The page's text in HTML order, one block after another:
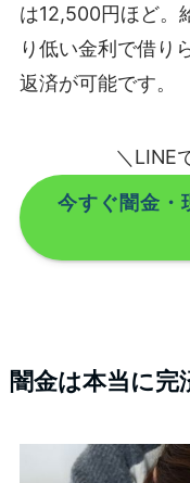
は12,500円ほど。
り低い金利で借り
返済が可能です。
＼LINE
今すぐ闇金・
闇金は本当に